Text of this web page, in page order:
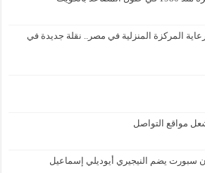
المركزة المنزلية في مصر.. نقلة جديدة في
مواقع التواصل
سبورت يضم النيجيري أيوديلي إسماعيل